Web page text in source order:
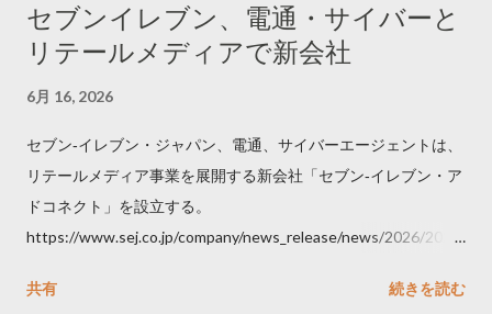
セブンイレブン、電通・サイバーと
リテールメディアで新会社
6月 16, 2026
セブン‐イレブン・ジャパン、電通、サイバーエージェントは、
リテールメディア事業を展開する新会社「セブン‐イレブン・ア
ドコネクト」を設立する。
https://www.sej.co.jp/company/news_release/news/2026/2026
共有
続きを読む